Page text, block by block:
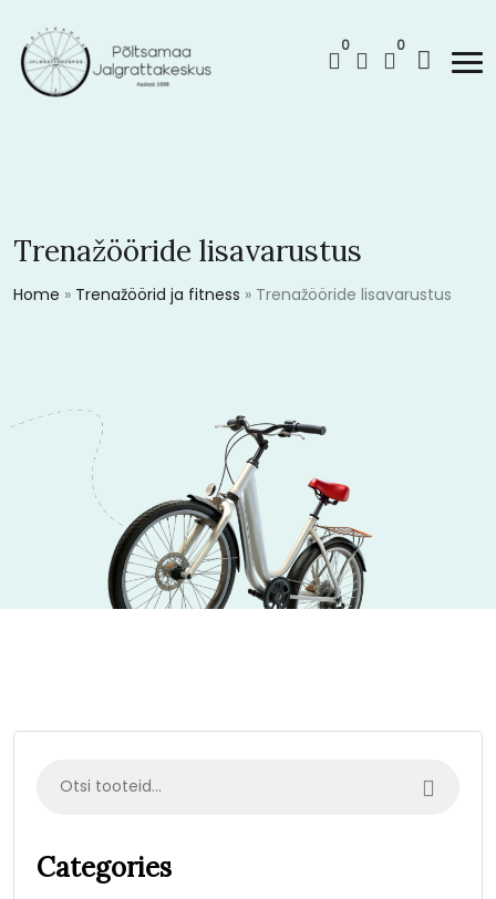
0 0
Trenažööride lisavarustus
Home » Trenažöörid ja fitness » Trenažööride lisavarustus
Categories